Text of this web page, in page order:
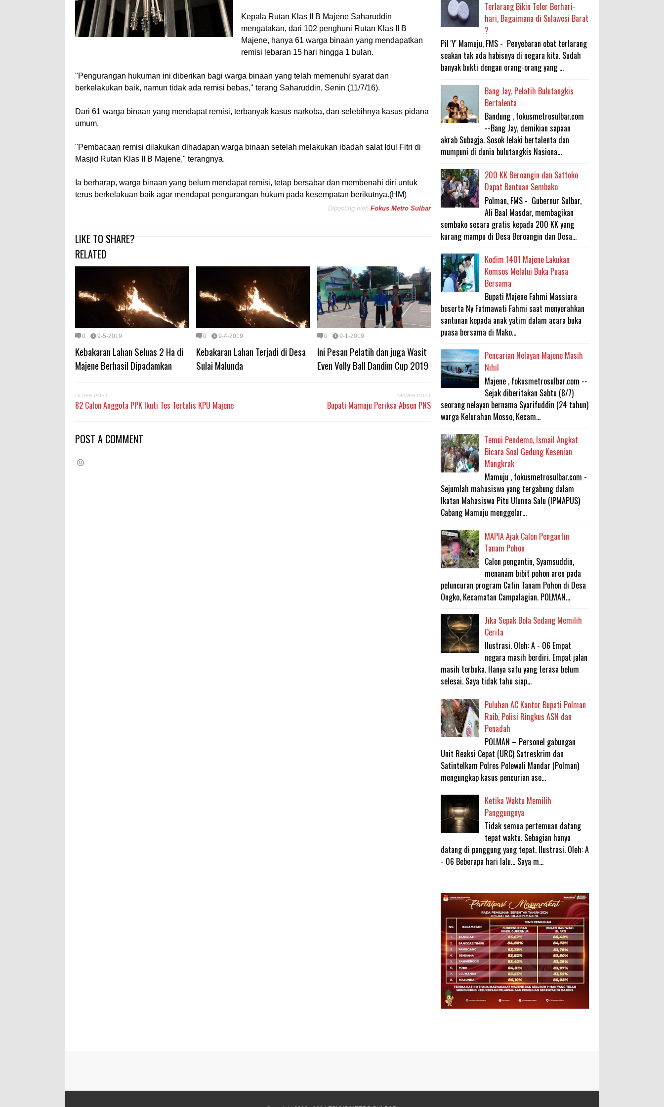
Kepala Rutan Klas II B Majene Saharuddin
mengatakan, dari 102 penghuni Rutan Klas II B
Majene, hanya 61 warga binaan yang mendapatkan
remisi lebaran 15 hari hingga 1 bulan.
"Pengurangan hukuman ini diberikan bagi warga binaan yang telah memenuhi syarat dan
berkelakukan baik, namun tidak ada remisi bebas," terang Saharuddin, Senin (11/7/16).
Dari 61 warga binaan yang mendapat remisi, terbanyak kasus narkoba, dan selebihnya kasus pidana
umum.
"Pembacaan remisi dilakukan dihadapan warga binaan setelah melakukan ibadah salat Idul Fitri di
Masjid Rutan Klas II B Majene," terangnya.
Ia berharap, warga binaan yang belum mendapat remisi, tetap bersabar dan membenahi diri untuk
terus berkelakuan baik agar mendapat pengurangan hukum pada kesempatan berikutnya.(HM)
Diposting oleh Fokus Metro Sulbar
LIKE TO SHARE?
RELATED
0 9-5-2019
Kebakaran Lahan Seluas 2 Ha di
Majene Berhasil Dipadamkan
0 9-4-2019
Kebakaran Lahan Terjadi di Desa
Sulai Malunda
0 9-1-2019
Ini Pesan Pelatih dan juga Wasit
Even Volly Ball Dandim Cup 2019
OLDER POST
82 Calon Anggota PPK Ikuti Tes Tertulis KPU Majene
NEWER POST
Bupati Mamuju Periksa Absen PNS
POST A COMMENT
Terlarang Bikin Teler Berhari-
hari, Bagaimana di Sulawesi Barat
?
Pil 'Y' Mamuju, FMS - Penyebaran obat terlarang
seakan tak ada habisnya di negara kita. Sudah
banyak bukti dengan orang-orang yang ...
Bang Jay, Pelatih Bulutangkis
Bertalenta
Bandung , fokusmetrosulbar.com
--Bang Jay, demikian sapaan
akrab Subagja. Sosok lelaki bertalenta dan
mumpuni di dunia bulutangkis Nasiona...
200 KK Beroangin dan Sattoko
Dapat Bantuan Sembako
Polman, FMS - Gubernur Sulbar,
Ali Baal Masdar, membagikan
sembako secara gratis kepada 200 KK yang
kurang mampu di Desa Beroangin dan Desa...
Kodim 1401 Majene Lakukan
Komsos Melalui Buka Puasa
Bersama
Bupati Majene Fahmi Massiara
beserta Ny Fatmawati Fahmi saat menyerahkan
santunan kepada anak yatim dalam acara buka
puasa bersama di Mako...
Pencarian Nelayan Majene Masih
Nihil
Majene , fokusmetrosulbar.com --
Sejak diberitakan Sabtu (8/7)
seorang nelayan bernama Syarifuddin (24 tahun)
warga Kelurahan Mosso, Kecam...
Temui Pendemo, Ismail Angkat
Bicara Soal Gedung Kesenian
Mangkrak
Mamuju , fokusmetrosulbar.com -
Sejumlah mahasiswa yang tergabung dalam
Ikatan Mahasiswa Pitu Ulunna Salu (IPMAPUS)
Cabang Mamuju menggelar...
MAPIA Ajak Calon Pengantin
Tanam Pohon
Calon pengantin, Syamsuddin,
menanam bibit pohon aren pada
peluncuran program Catin Tanam Pohon di Desa
Ongko, Kecamatan Campalagian. POLMAN...
Jika Sepak Bola Sedang Memilih
Cerita
Ilustrasi. Oleh: A - 06 Empat
negara masih berdiri. Empat jalan
masih terbuka. Hanya satu yang terasa belum
selesai. Saya tidak tahu siap...
Puluhan AC Kantor Bupati Polman
Raib, Polisi Ringkus ASN dan
Penadah
POLMAN – Personel gabungan
Unit Reaksi Cepat (URC) Satreskrim dan
Satintelkam Polres Polewali Mandar (Polman)
mengungkap kasus pencurian ase...
Ketika Waktu Memilih
Panggungnya
Tidak semua pertemuan datang
tepat waktu. Sebagian hanya
datang di panggung yang tepat. Ilustrasi. Oleh: A
- 06 Beberapa hari lalu... Saya m...